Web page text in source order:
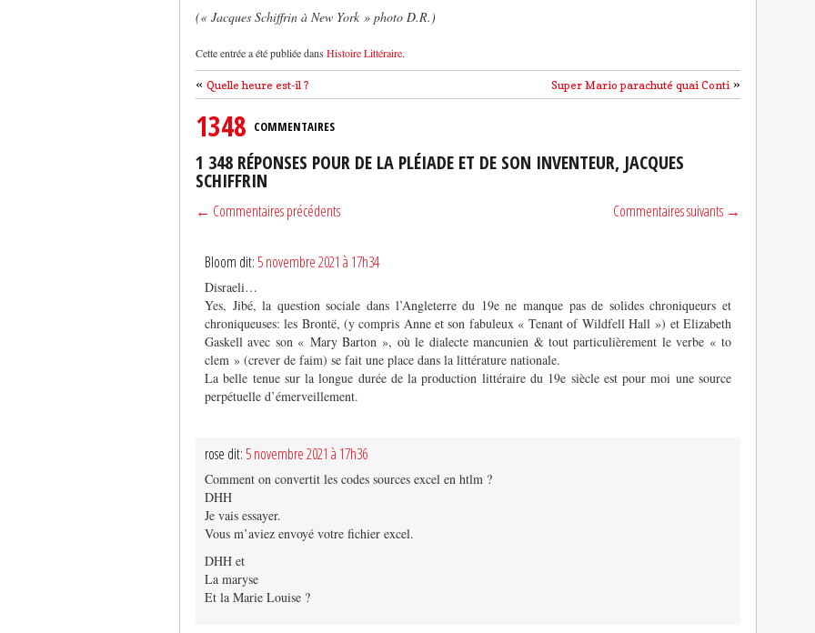
(« Jacques Schiffrin à New York » photo D.R.)
Cette entrée a été publiée dans Histoire Littéraire.
Super Mario parachuté quai Conti »
« Quelle heure est-il ?
1348 COMMENTAIRES
1 348 RÉPONSES POUR DE LA PLÉIADE ET DE SON INVENTEUR, JACQUES
SCHIFFRIN
← Commentaires précédents Commentaires suivants →
Bloom dit: 5 novembre 2021 à 17h34
Disraeli…
Yes, Jibé, la question sociale dans l’Angleterre du 19e ne manque pas de solides chroniqueurs et
chroniqueuses: les Brontë, (y compris Anne et son fabuleux « Tenant of Wildfell Hall ») et Elizabeth
Gaskell avec son « Mary Barton », où le dialecte mancunien & tout particulièrement le verbe « to
clem » (crever de faim) se fait une place dans la littérature nationale.
La belle tenue sur la longue durée de la production littéraire du 19e siècle est pour moi une source
perpétuelle d’émerveillement.
rose dit: 5 novembre 2021 à 17h36
Comment on convertit les codes sources excel en htlm ?
DHH
Je vais essayer.
Vous m’aviez envoyé votre fichier excel.
DHH et
La maryse
Et la Marie Louise ?